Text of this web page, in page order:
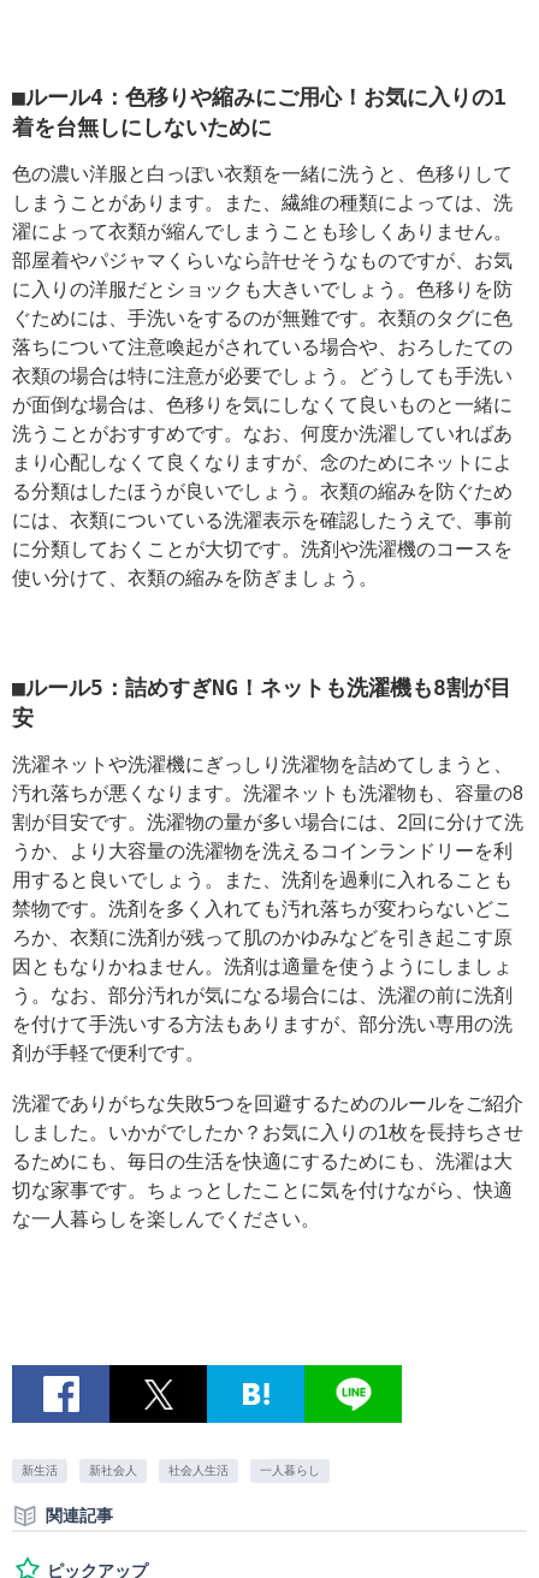
■ルール4：色移りや縮みにご用心！お気に入りの1
着を台無しにしないために
色の濃い洋服と白っぽい衣類を一緒に洗うと、色移りして
しまうことがあります。また、繊維の種類によっては、洗
濯によって衣類が縮んでしまうことも珍しくありません。
部屋着やパジャマくらいなら許せそうなものですが、お気
に入りの洋服だとショックも大きいでしょう。色移りを防
ぐためには、手洗いをするのが無難です。衣類のタグに色
落ちについて注意喚起がされている場合や、おろしたての
衣類の場合は特に注意が必要でしょう。どうしても手洗い
が面倒な場合は、色移りを気にしなくて良いものと一緒に
洗うことがおすすめです。なお、何度か洗濯していればあ
まり心配しなくて良くなりますが、念のためにネットによ
る分類はしたほうが良いでしょう。衣類の縮みを防ぐため
には、衣類についている洗濯表示を確認したうえで、事前
に分類しておくことが大切です。洗剤や洗濯機のコースを
使い分けて、衣類の縮みを防ぎましょう。
■ルール5：詰めすぎNG！ネットも洗濯機も8割が目
安
洗濯ネットや洗濯機にぎっしり洗濯物を詰めてしまうと、
汚れ落ちが悪くなります。洗濯ネットも洗濯物も、容量の8
割が目安です。洗濯物の量が多い場合には、2回に分けて洗
うか、より大容量の洗濯物を洗えるコインランドリーを利
用すると良いでしょう。また、洗剤を過剰に入れることも
禁物です。洗剤を多く入れても汚れ落ちが変わらないどこ
ろか、衣類に洗剤が残って肌のかゆみなどを引き起こす原
因ともなりかねません。洗剤は適量を使うようにしましょ
う。なお、部分汚れが気になる場合には、洗濯の前に洗剤
を付けて手洗いする方法もありますが、部分洗い専用の洗
剤が手軽で便利です。
洗濯でありがちな失敗5つを回避するためのルールをご紹介
しました。いかがでしたか？お気に入りの1枚を長持ちさせ
るためにも、毎日の生活を快適にするためにも、洗濯は大
切な家事です。ちょっとしたことに気を付けながら、快適
な一人暮らしを楽しんでください。
新生活 新社会人 社会人生活 一人暮らし
関連記事
ピックアップ